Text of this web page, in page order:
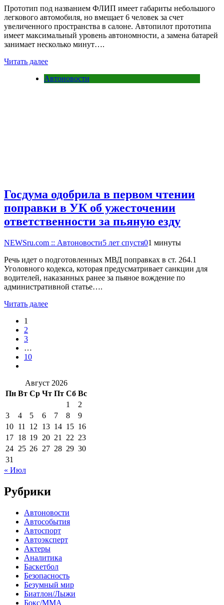
Прототип под названием ФЛИП имеет габариты небольшого
легкового автомобиля, но вмещает 6 человек за счет
увеличенного пространства в салоне. Автопилот прототипа
имеет максимальный уровень автономности, а замена батарей
занимает несколько минут….
Читать далее
Автоновости
Госдума одобрила в первом чтении
поправки в УК об ужесточении
ответственности за пьяную езду
NEWSru.com :: Автоновости5 лет спустя01 минуты
Речь идет о подготовленных МВД поправках в ст. 264.1
Уголовного кодекса, которая предусматривает санкции для
водителей, наказанных ранее за пьяное вождение по
административной статье….
Читать далее
1
2
3
…
10
Август 2026
Пн Вт Ср Чт Пт Сб Вс
1
2
3
4 5 6 7 8
9
10 11 12 13 14 15 16
17 18 19 20 21 22 23
24 25 26 27 28 29 30
31
« Июл
Рубрики
Автоновости
Автособытия
Автоспорт
Автоэксперт
Актеры
Аналитика
Баскетбол
Безопасность
Безумный мир
Биатлон/Лыжи
Бокс/MMA